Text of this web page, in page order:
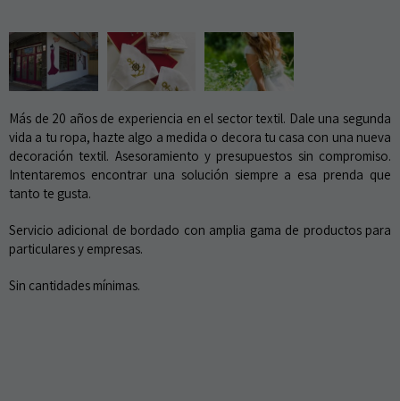
Más de 20 años de experiencia en el sector textil. Dale una segunda
vida a tu ropa, hazte algo a medida o decora tu casa con una nueva
decoración textil. Asesoramiento y presupuestos sin compromiso.
Intentaremos encontrar una solución siempre a esa prenda que
tanto te gusta.
Servicio adicional de bordado con amplia gama de productos para
particulares y empresas.
Sin cantidades mínimas.